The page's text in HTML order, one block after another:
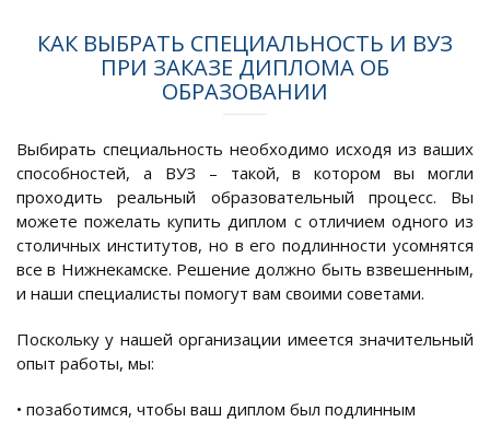
КАК ВЫБРАТЬ СПЕЦИАЛЬНОСТЬ И ВУЗ
ПРИ ЗАКАЗЕ ДИПЛОМА ОБ
ОБРАЗОВАНИИ
Выбирать специальность необходимо исходя из ваших
способностей, а ВУЗ – такой, в котором вы могли
проходить реальный образовательный процесс. Вы
можете пожелать купить диплом с отличием одного из
столичных институтов, но в его подлинности усомнятся
все в Нижнекамске. Решение должно быть взвешенным,
и наши специалисты помогут вам своими советами.
Поскольку у нашей организации имеется значительный
опыт работы, мы:
• позаботимся, чтобы ваш диплом был подлинным